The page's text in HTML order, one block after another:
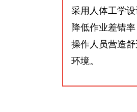
采用人体工学
降低作业差错
操作人员营造
环境。